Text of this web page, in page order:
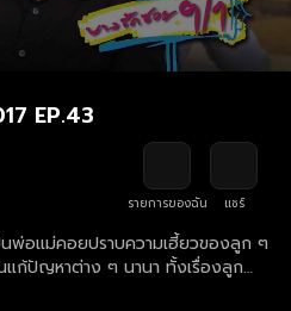
EP.43
รายการของฉัน
แชร์
พ่อแม่คอยปราบความเฮี้ยวของลูก ๆ
ก้ปัญหาต่าง ๆ นานา ทั้งเรื่องลูก
นปัญหาระดับชาติ ในขณะที่ชัดแจ้ง